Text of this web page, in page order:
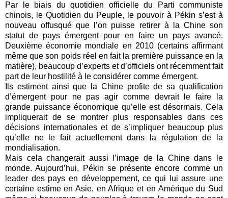
Par le biais du quotidien officielle du Parti communiste
chinois, le Quotidien du Peuple, le pouvoir à Pékin s’est à
nouveau offusqué que l’on puisse retirer à la Chine son
statut de pays émergent pour en faire un pays avancé.
Deuxième économie mondiale en 2010 (certains affirmant
même que son poids réel en fait la première puissance en la
matière), beaucoup d’experts et d’officiels ont récemment fait
part de leur hostilité à le considérer comme émergent.
Ils estiment ainsi que la Chine profite de sa qualification
d’émergent pour ne pas agir comme devrait le faire la
grande puissance économique qu’elle est désormais. Cela
impliquerait de se montrer plus responsables dans ces
décisions internationales et de s’impliquer beaucoup plus
qu’elle ne le fait actuellement dans la régulation de la
mondialisation.
Mais cela changerait aussi l’image de la Chine dans le
monde. Aujourd’hui, Pékin se présente encore comme un
leader des pays en développement, ce qui lui assure une
certaine estime en Asie, en Afrique et en Amérique du Sud